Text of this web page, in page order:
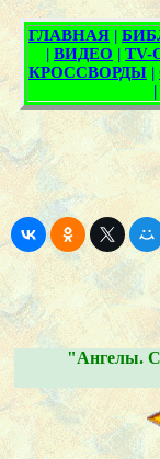
"Ангелы.